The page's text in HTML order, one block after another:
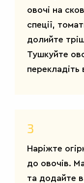
овочі на
спеції,
долийте
Тушкуйте
перекладіть
3
Наріжте
до овочів.
та додайте